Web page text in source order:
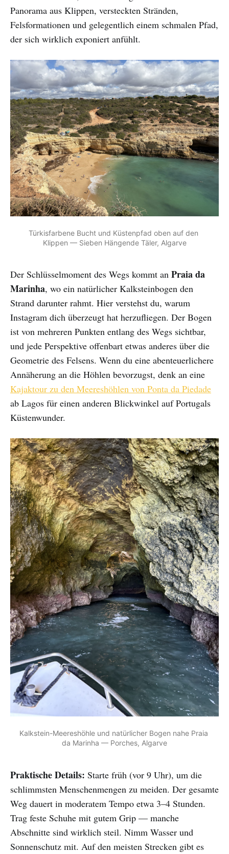
Panorama aus Klippen, versteckten Stränden,
Felsformationen und gelegentlich einem schmalen Pfad,
der sich wirklich exponiert anfühlt.
Türkisfarbene Bucht und Küstenpfad oben auf den
Klippen — Sieben Hängende Täler, Algarve
Der Schlüsselmoment des Wegs kommt an Praia da
Marinha, wo ein natürlicher Kalksteinbogen den
Strand darunter rahmt. Hier verstehst du, warum
Instagram dich überzeugt hat herzufliegen. Der Bogen
ist von mehreren Punkten entlang des Wegs sichtbar,
und jede Perspektive offenbart etwas anderes über die
Geometrie des Felsens. Wenn du eine abenteuerlichere
Annäherung an die Höhlen bevorzugst, denk an eine
Kajaktour zu den Meereshöhlen von Ponta da Piedade
ab Lagos für einen anderen Blickwinkel auf Portugals
Küstenwunder.
Kalkstein-Meereshöhle und natürlicher Bogen nahe Praia
da Marinha — Porches, Algarve
Praktische Details: Starte früh (vor 9 Uhr), um die
schlimmsten Menschenmengen zu meiden. Der gesamte
Weg dauert in moderatem Tempo etwa 3–4 Stunden.
Trag feste Schuhe mit gutem Grip — manche
Abschnitte sind wirklich steil. Nimm Wasser und
Sonnenschutz mit. Auf den meisten Strecken gibt es